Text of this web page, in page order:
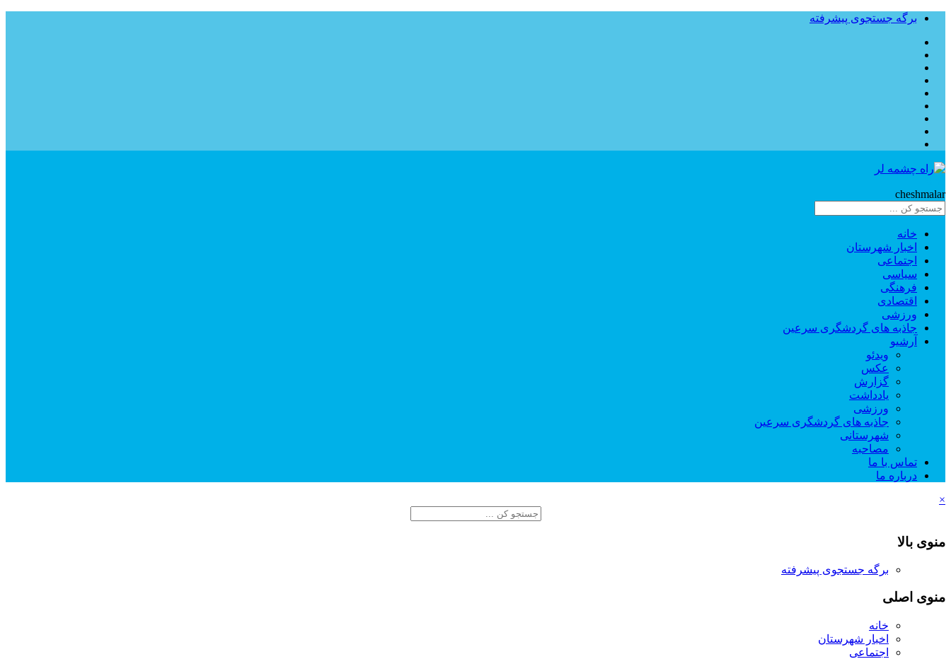
برگه جستجوی پیشرفته
cheshmalar
خانه
اخبار شهرستان
اجتماعی
سیاسی
فرهنگی
اقتصادی
ورزشی
جاذبه های گردشگری سرعین
آرشیو
ویدئو
عکس
گزارش
یادداشت
ورزشی
جاذبه های گردشگری سرعین
شهرستانی
مصاحبه
تماس با ما
درباره ما
×
منوی بالا
برگه جستجوی پیشرفته
منوی اصلی
خانه
اخبار شهرستان
اجتماعی